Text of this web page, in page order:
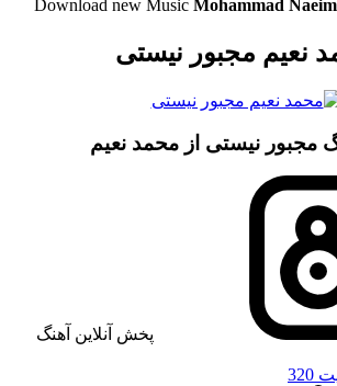
Download new Music Mohammad Naeim
نعیم مجبور نیستی
مجبور نیستی از محمد نعیم
پخش آنلاین آهنگ